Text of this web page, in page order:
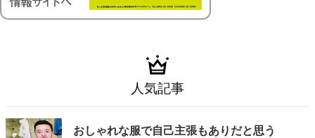
人気記事
おしゃれな服で自己主張もありだと思う